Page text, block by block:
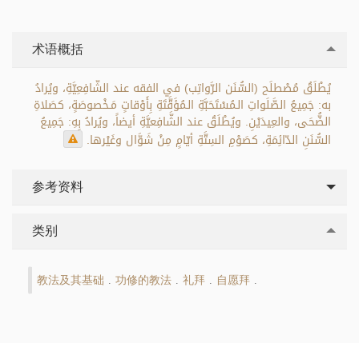
术语概括
يُطْلَقُ مُصْطلَح (السُّنَن الرَّواتِب) في الفقه عند الشّافِعِيَّةِ، ويُرادُ
به: جَمِيعُ الصَّلَواتِ الـمُسْتَحَبَّةِ الـمُؤَقَّتَةِ بِأَوْقاتٍ مَـخْصوصَةٍ، كصَلاةِ
الضُّحَى، والعِيدَيْنِ. ويُطْلَقُ عند الشَّافِعيَّةِ أيضاً، ويُرادُ بِهِ: جَمِيعُ
السُّنَنِ الدّائِمَةِ، كصَوْمِ السِتَّةِ أيّامٍ مِنْ شَوَّال وغَيْرها.
参考资料
类别
教法及其基础 功修的教法 礼拜 自愿拜